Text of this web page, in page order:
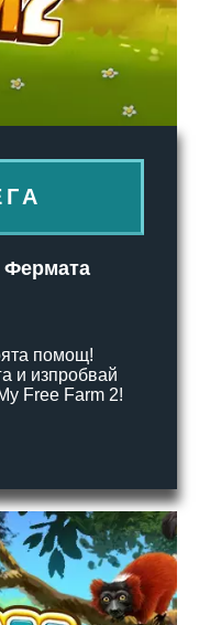
Фермата
помощ!
и изпробвай
Free Farm 2!